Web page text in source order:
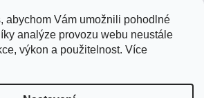
abychom Vám umožnili pohodlné
analýze provozu webu neustále
výkon a použitelnost. Více